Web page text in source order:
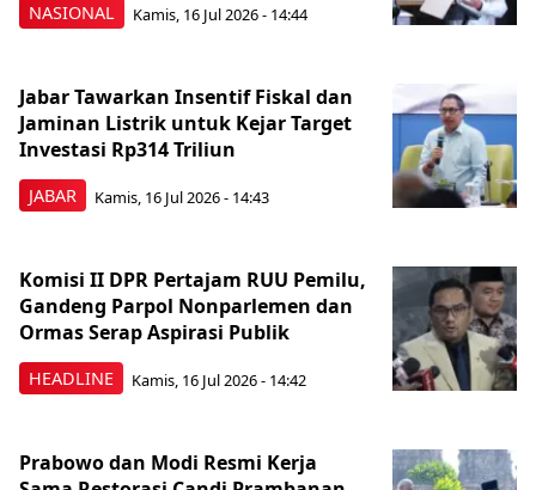
NASIONAL Kamis, 16 Jul 2026 - 14:44
JABAR
Jabar Tawarkan Insentif Fiskal dan
Jaminan Listrik untuk Kejar Target
Investasi Rp314 Triliun
Kamis, 16 Jul 2026 - 14:43
HEADLINE
Komisi II DPR Pertajam RUU Pemilu,
Gandeng Parpol Nonparlemen dan
Ormas Serap Aspirasi Publik
Kamis, 16 Jul 2026 - 14:42
Prabowo dan Modi Resmi Kerja